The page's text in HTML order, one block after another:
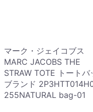
マーク・ジェイコブス
MARC JACOBS THE
STRAW TOTE トートバ
ブランド
255NATURAL bag-01